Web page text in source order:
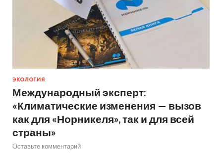
ЭКОЛОГИЯ
Международный эксперт:
«Климатические изменения — вызов
как для «Норникеля», так и для всей
страны»
Оставьте комментарий